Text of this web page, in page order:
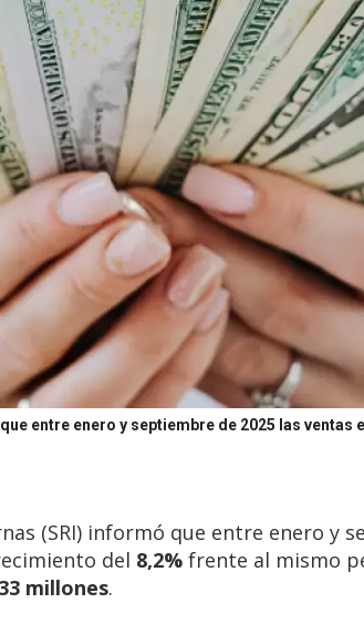
entre enero y septiembre de 2025 las
(SRI) informó que entre enero y
del 8,2% frente al mismo
millones.